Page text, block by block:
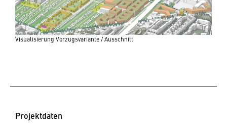
Visualisierung Vorzugsvariante / Ausschnitt
Projektdaten